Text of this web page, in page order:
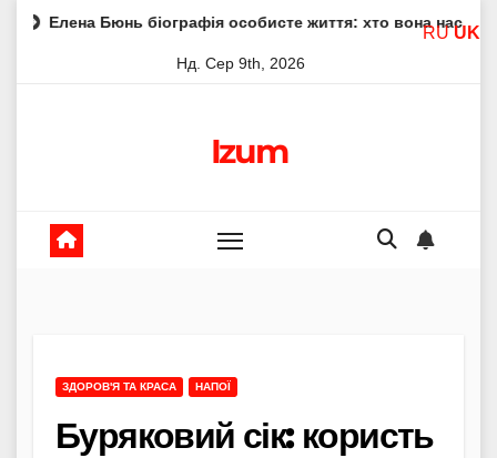
Skipбіографія особисте життя: хто вона насправді
Нд. Сер 9th, 2026
Izum
ЗДОРОВ'Я ТА КРАСА НАПОЇ
Буряковий сік: користь
RU UK